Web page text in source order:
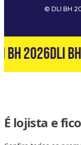
© DLI BH
BH 2026DLI
É lojista e